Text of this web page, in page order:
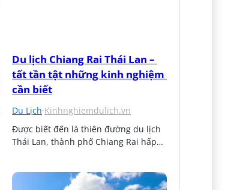
Du lịch Chiang Rai Thái Lan –
tất tần tật những kinh nghiệm
cần biết
Du Lịch·Kinhnghiemdulich.vn
Được biết đến là thiên đường du lịch
Thái Lan, thành phố Chiang Rai hấp…